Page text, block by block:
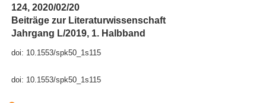
124, 2020/02/20
Beiträge zur Literaturwissenschaft
Jahrgang L/2019, 1. Halbband
doi: 10.1553/spk50_1s115
doi: 10.1553/spk50_1s115